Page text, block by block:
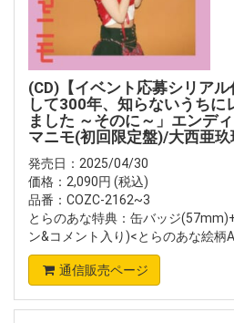
(CD)【イベント応募シリア
して300年、知らないうちに
ました ～そのに～」エンデ
マニモ(初回限定盤)/大西亜玖
発売日：2025/04/30
価格：2,090円 (税込)
品番：COZC-2162~3
とらのあな特典：缶バッジ
ン&コメント入り)<とらのあな絵柄
通信販売ページ